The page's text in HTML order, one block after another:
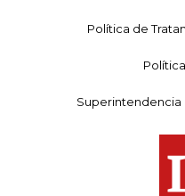
Política de
Superintendencia